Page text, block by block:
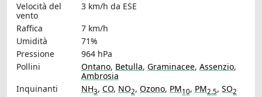
Velocità del
vento
3 km/h da ESE
Raffica
7 km/h
Umidità
71%
Pressione
964 hPa
Pollini
Ontano, Betulla, Graminacee, Assenzio,
Ambrosia
Inquinanti
NH3, CO, NO2, Ozono, PM10, PM2.5, SO2